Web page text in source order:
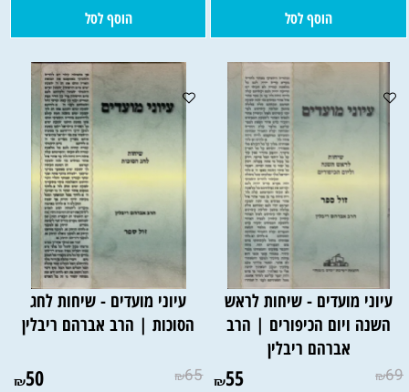
הוסף לסל הוסף לסל
עיוני מועדים - שיחות לראש
השנה ויום הכיפורים | הרב
אברהם ריבלין
₪69
₪55
עיוני מועדים - שיחות לחג
הסוכות | הרב אברהם ריבלין
₪65
₪50